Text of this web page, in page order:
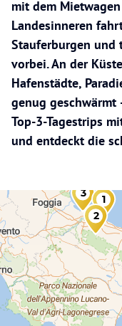
mit dem
Landesinneren
Stauferburgen
vorbei. An der
Hafenstädte,
genug
Top-3-Tagestrips
und entdeckt die
1
2
3